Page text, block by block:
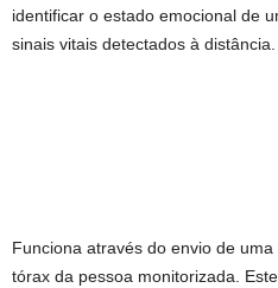
identificar o estado emocional de
sinais vitais detectados à distância.
Funciona através do envio de
tórax da pessoa monitorizada.